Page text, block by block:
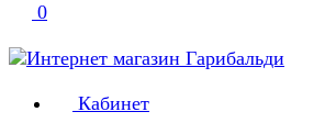
0
Кабинет